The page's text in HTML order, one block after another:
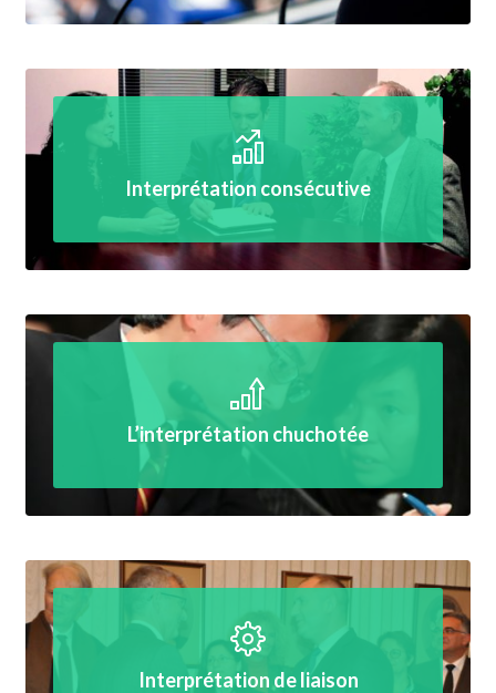
Interprétation consécutive
L’interprétation chuchotée
Interprétation de liaison